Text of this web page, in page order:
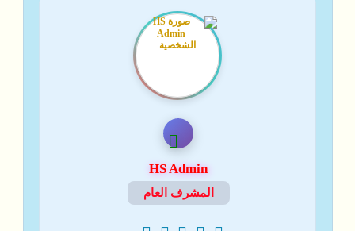
HS Admin
المشرف العام